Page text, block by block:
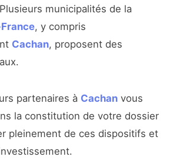
municipalités de la
, y compris
Cachan, proposent des
partenaires à Cachan vous
la constitution de votre dossier
pleinement de ces dispositifs et